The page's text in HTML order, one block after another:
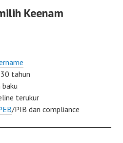
Keenam
tahun
baku
terukur
/PIB dan compliance